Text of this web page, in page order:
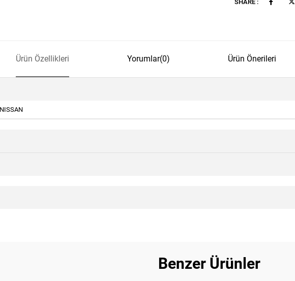
SHARE :
Ürün Özellikleri Yorumlar(0) Ürün Önerileri
Benzer Ürünler